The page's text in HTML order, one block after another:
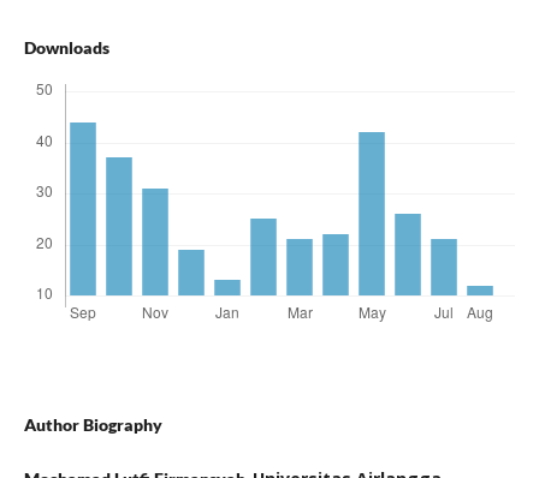
Downloads
Author Biography